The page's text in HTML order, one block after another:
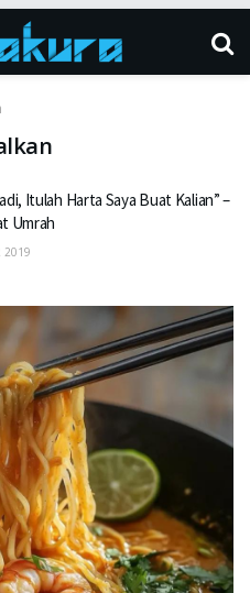
Itulah Harta Saya Buat Kalian” –
Umrah
2019